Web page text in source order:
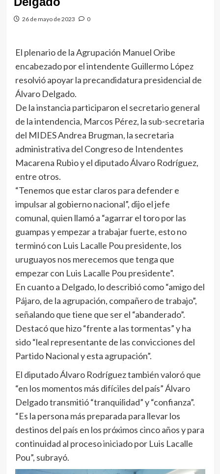
26 de mayo de 2023 0
El plenario de la Agrupación Manuel Oribe
encabezado por el intendente Guillermo López
resolvió apoyar la precandidatura presidencial de
Álvaro Delgado.
De la instancia participaron el secretario general
de la intendencia, Marcos Pérez, la sub-secretaria
del MIDES Andrea Brugman, la secretaria
administrativa del Congreso de Intendentes
Macarena Rubio y el diputado Álvaro Rodríguez,
entre otros.
“Tenemos que estar claros para defender e
impulsar al gobierno nacional”, dijo el jefe
comunal, quien llamó a “agarrar el toro por las
guampas y empezar a trabajar fuerte, esto no
terminó con Luis Lacalle Pou presidente, los
uruguayos nos merecemos que tenga que
empezar con Luis Lacalle Pou presidente”.
En cuanto a Delgado, lo describió como “amigo del
Pájaro, de la agrupación, compañero de trabajo”,
señalando que tiene que ser el “abanderado”.
Destacó que hizo “frente a las tormentas” y ha
sido “leal representante de las convicciones del
Partido Nacional y esta agrupación”.
El diputado Álvaro Rodríguez también valoró que
“en los momentos más difíciles del país” Álvaro
Delgado transmitió “tranquilidad” y “confianza”.
“Es la persona más preparada para llevar los
destinos del país en los próximos cinco años y para
continuidad al proceso iniciado por Luis Lacalle
Pou”, subrayó.